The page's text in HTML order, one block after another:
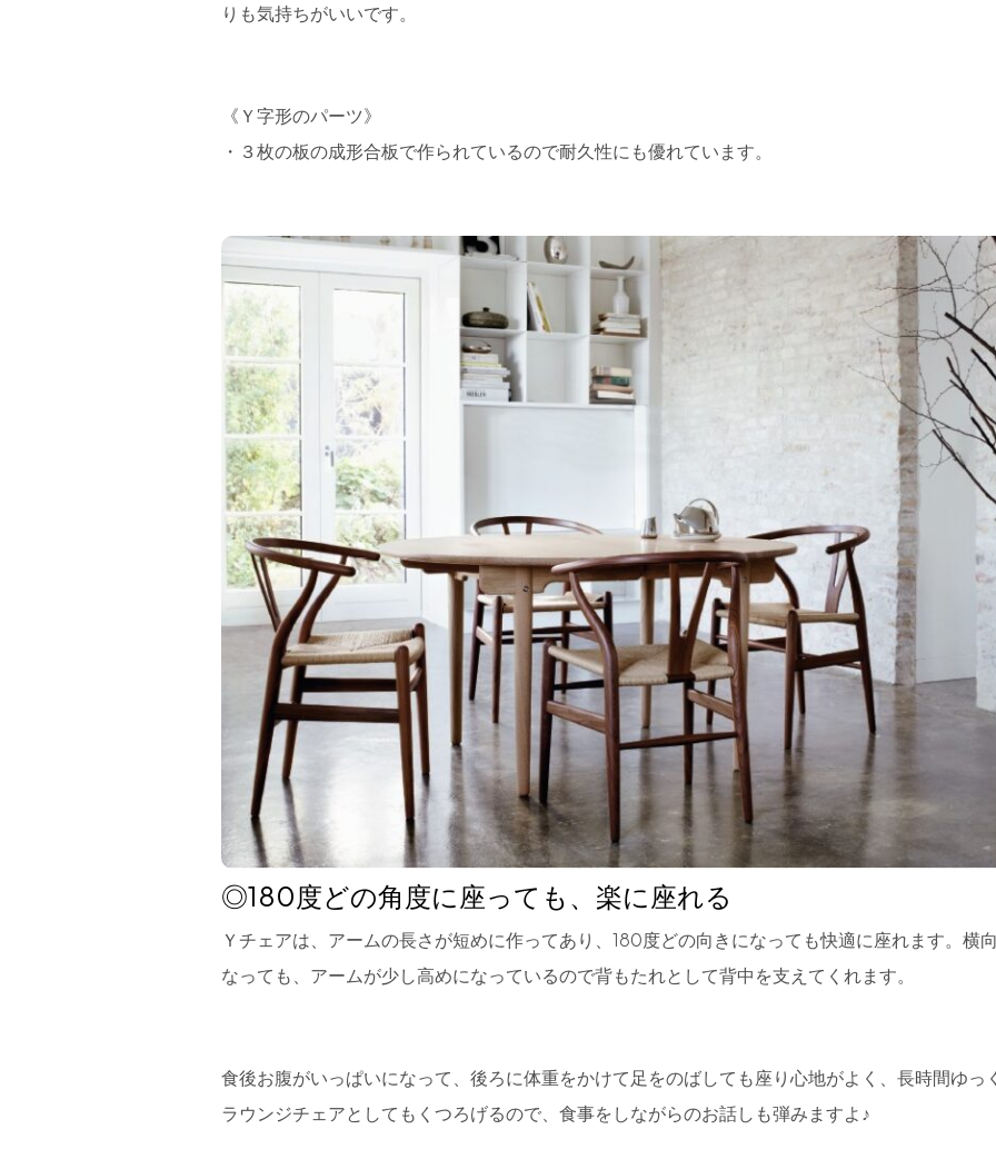
りも気持ちがいいです。
《Ｙ字形のパーツ》
・３枚の板の成形合板で作られているので耐久性にも優れています。
◎180度どの角度に座っても、楽に座れる
Ｙチェアは、アームの長さが短めに作ってあり、180度どの向きになっても快適に座れます。横
なっても、アームが少し高めになっているので背もたれとして背中を支えてくれます。
食後お腹がいっぱいになって、後ろに体重をかけて足をのばしても座り心地がよく、長時間ゆっ
ラウンジチェアとしてもくつろげるので、食事をしながらのお話しも弾みますよ♪